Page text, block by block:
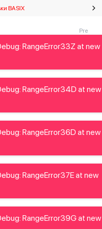
BASIX
Красота
RangeError33Z at new
RangeError34D at new
RangeError36D at new
RangeError37E at new
RangeError39G at new